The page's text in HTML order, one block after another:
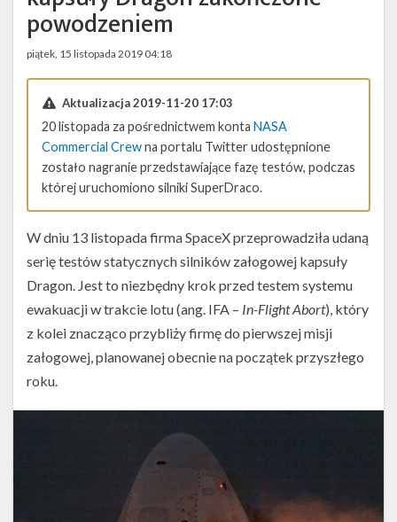
Kalendarze
powodzeniem
piątek, 15 listopada 2019 04:18
Aktualizacja 2019-11-20 17:03
20 listopada za pośrednictwem konta NASA
Commercial Crewna portalu Twitter udostępnione
zostało nagranie przedstawiające fazę testów, podczas
której uruchomiono silniki SuperDraco.
W dniu 13 listopada firma SpaceX przeprowadziła udaną
serię testów statycznych silników załogowej kapsuły
Dragon. Jest to niezbędny krok przed testem systemu
ewakuacji w trakcie lotu (ang. IFA – In-Flight Abort), który
z kolei znacząco przybliży firmę do pierwszej misji
załogowej, planowanej obecnie na początek przyszłego
roku.